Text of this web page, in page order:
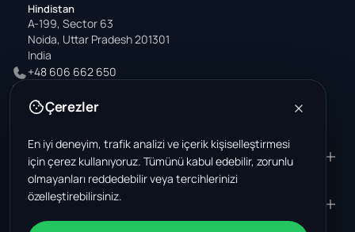
Hindistan
A-199, Sector 63
Noida, Uttar Pradesh 201301
India
+48 606 662 650
office@wastemarkt.com
ÜRÜN
Pazar yeri
Malzemeler - satış
Malzemeler - satın alma
RESOURCES
Supplier Academy
ŞIRKET
Hakkımızda
Çerezler
En iyi deneyim, trafik analizi ve içerik kişiselleştirmesi
için çerez kullanıyoruz. Tümünü kabul edebilir, zorunlu
olmayanları reddedebilir veya tercihlerinizi
özelleştirebilirsiniz.